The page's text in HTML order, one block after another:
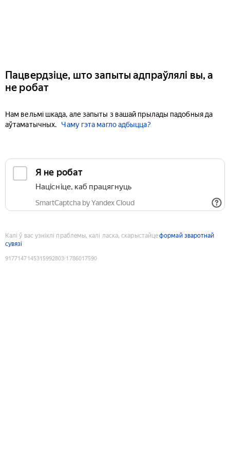
Пацвердзіце, што запыты адпраўлялі вы, а
не робат
Нам вельмі шкада, але запыты з вашай прылады падобныя да
аўтаматычных.
Чаму гэта магло адбыцца?
Я не робат
Націсніце, каб працягнуць
SmartCaptcha by Yandex Cloud
Калі ў вас узніклі праблемы, калі ласка, скарыстайцеформай зваротнай
сувязі
9177147145315992803:1786017590